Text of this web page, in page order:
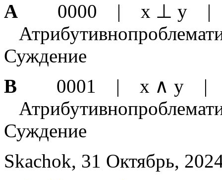
A 0000 | x ⊥ y |
Суждение
B 0001 | x ∧ y |
Суждение
Skachok, 31 Октябрь,